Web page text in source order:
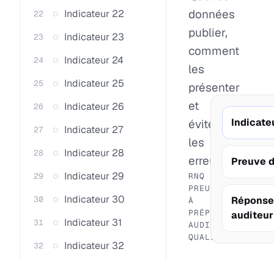
22 Indicateur 22
23 Indicateur 23
24 Indicateur 24
25 Indicateur 25
26 Indicateur 26
27 Indicateur 27
28 Indicateur 28
29 Indicateur 29
30 Indicateur 30
31 Indicateur 31
32 Indicateur 32
données
publier,
comment
les
présenter
et
éviter
les
erreurs.
RNQ
PREUVES
À
PRÉPARER
AUDIT
QUALIOPI
Preuve
Réponse
auditeur